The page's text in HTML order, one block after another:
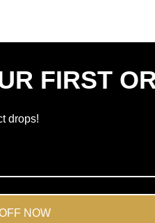
FIRST
drops!
NOW